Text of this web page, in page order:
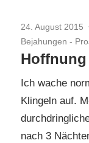
24. August 2015
Bejahungen -
Hoffnung
Ich wache
Klingeln auf.
nach 3